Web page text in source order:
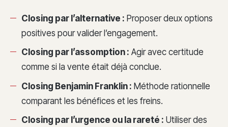
Closing par l’alternative : Proposer deux options
positives pour valider l’engagement.
Closing par l’assomption : Agir avec certitude
comme si la vente était déjà conclue.
Closing Benjamin Franklin : Méthode rationnelle
comparant les bénéfices et les freins.
Closing par l’urgence ou la rareté : Utiliser des